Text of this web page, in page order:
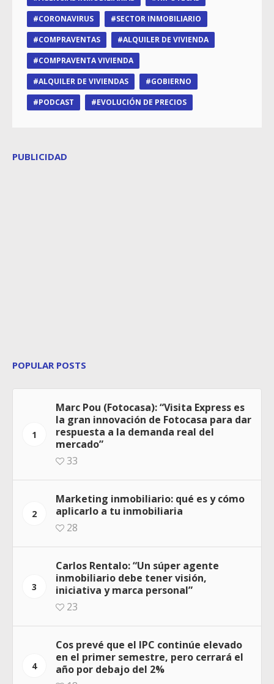
CORONAVIRUS
SECTOR INMOBILIARIO
COMPRAVENTAS
ALQUILER DE VIVIENDA
COMPRAVENTA VIVIENDA
ALQUILER DE VIVIENDAS
GOBIERNO
PODCAST
EVOLUCIÓN DE PRECIOS
PUBLICIDAD
POPULAR POSTS
1
Marc Pou (Fotocasa): “Visita Express es
la gran innovación de Fotocasa para dar
respuesta a la demanda real del
mercado”
33
2
Marketing inmobiliario: qué es y cómo
aplicarlo a tu inmobiliaria
28
3
Carlos Rentalo: “Un súper agente
inmobiliario debe tener visión,
iniciativa y marca personal”
23
4
Cos prevé que el IPC continúe elevado
en el primer semestre, pero cerrará el
año por debajo del 2%